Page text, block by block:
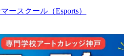
ースクール（Esports）